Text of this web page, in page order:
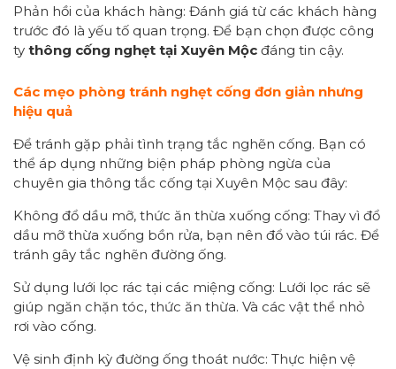
Phản hồi của khách hàng: Đánh giá từ các khách hàng
trước đó là yếu tố quan trọng. Để bạn chọn được công
ty thông cống nghẹt tại Xuyên Mộc đáng tin cậy.
Các mẹo phòng tránh nghẹt cống đơn giản nhưng
hiệu quả
Để tránh gặp phải tình trạng tắc nghẽn cống. Bạn có
thể áp dụng những biện pháp phòng ngừa của
chuyên gia thông tắc cống tại Xuyên Mộc sau đây:
Không đổ dầu mỡ, thức ăn thừa xuống cống: Thay vì đổ
dầu mỡ thừa xuống bồn rửa, bạn nên đổ vào túi rác. Để
tránh gây tắc nghẽn đường ống.
Sử dụng lưới lọc rác tại các miệng cống: Lưới lọc rác sẽ
giúp ngăn chặn tóc, thức ăn thừa. Và các vật thể nhỏ
rơi vào cống.
Vệ sinh định kỳ đường ống thoát nước: Thực hiện vệ